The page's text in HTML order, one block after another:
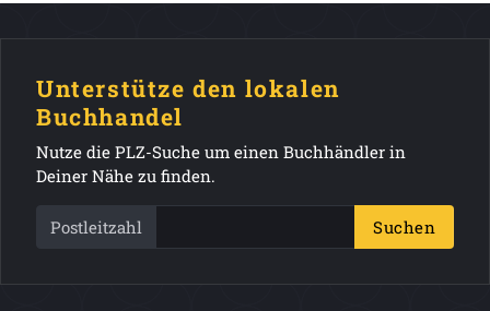
Unterstütze den lokalen
Buchhandel
Nutze die PLZ-Suche um einen Buchhändler in
Deiner Nähe zu finden.
Postleitzahl Suchen